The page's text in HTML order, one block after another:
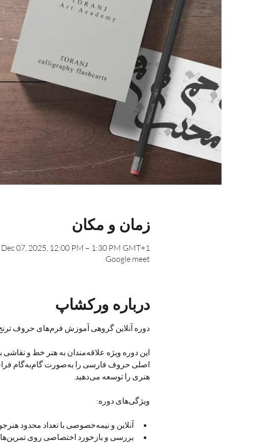
زمان و مکان
Dec 07, 2025, 12:00 PM – 1:30 PM GMT+1
Google meet
درباره ورکشاپ
دوره آنلاین گروهی آموزش فرم‌های حروف ترنج با هدف استفاده در نقاشی
هنری را توسعه می‌دهید.
ویژگی‌های دوره:
آنلاین و نیمه‌خصوصی با تعداد محدود هنرجویان
بررسی و بازخورد اختصاصی روی تمرین‌های هر هنرجو (تمرین‌ها به صورت PDF برای مدرس ارسال می‌شوند)